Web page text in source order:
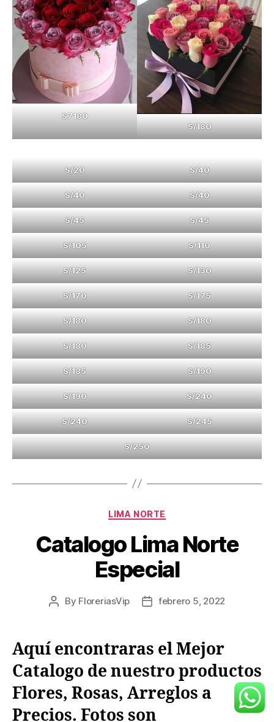
S7180
S/180
S/20 S/40
S/40 S/40
S/45 S/45
S/105 S/110
S/125 S/130
S/170 S/175
S/180 S/180
S/180 S/185
S/185 S/190
S/190 S/240
S/240 S/245
S/250
Categories
LIMA NORTE
Catalogo Lima Norte
Especial
Post
By FloreriasVip
Postfebrero 5, 2022
Aquí encontraras el Mejor
Catalogo de nuestro productos
Flores, Rosas, Arreglos a
Precios. Fotos son